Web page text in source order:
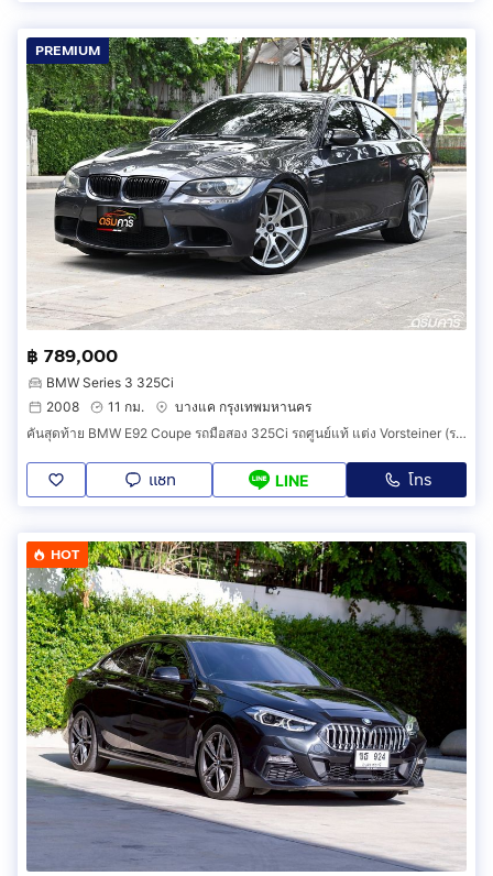
PREMIUM
฿ 789,000
BMW Series 3 325Ci
2008
11 กม.
บางแค กรุงเทพมหานคร
คันสุดท้าย BMW E92 Coupe รถมือสอง 325Ci รถศูนย์แท้ แต่ง Vorsteiner (รหัส DD797)
แชท LINE โทร
HOT